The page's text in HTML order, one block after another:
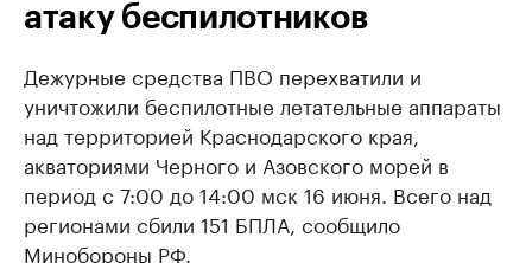
атаку беспилотников
Дежурные средства ПВО перехватили и
уничтожили беспилотные летательные аппараты
над территорией Краснодарского края,
акваториями Черного и Азовского морей в
период с 7:00 до 14:00 мск 16 июня. Всего над
регионами сбили 151 БПЛА, сообщило
Минобороны РФ.